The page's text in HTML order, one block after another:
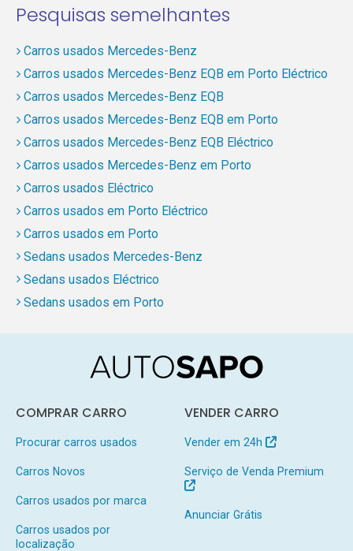
Pesquisas semelhantes
Carros usados Mercedes-Benz
Carros usados Mercedes-Benz EQB em Porto Eléctrico
Carros usados Mercedes-Benz EQB
Carros usados Mercedes-Benz EQB em Porto
Carros usados Mercedes-Benz EQB Eléctrico
Carros usados Mercedes-Benz em Porto
Carros usados Eléctrico
Carros usados em Porto Eléctrico
Carros usados em Porto
Sedans usados Mercedes-Benz
Sedans usados Eléctrico
Sedans usados em Porto
COMPRAR CARRO
Procurar carros usados
Carros Novos
Carros usados por marca
Carros usados por
localização
VENDER CARRO
Vender em 24h
Serviço de Venda Premium
Anunciar Grátis